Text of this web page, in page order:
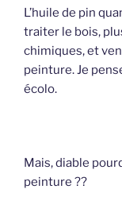
L’huile de pin
traiter le bois,
chimiques, et
peinture. Je
écolo.
Mais, diable
peinture ??